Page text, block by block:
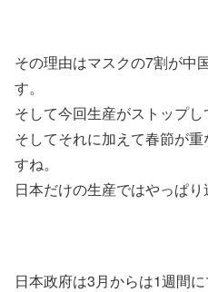
その理由はマスクの7割が中
す。
そして今回生産がストップし
そしてそれに加えて春節が
すね。
日本だけの生産ではやっぱり
日本政府は3月からは1週間